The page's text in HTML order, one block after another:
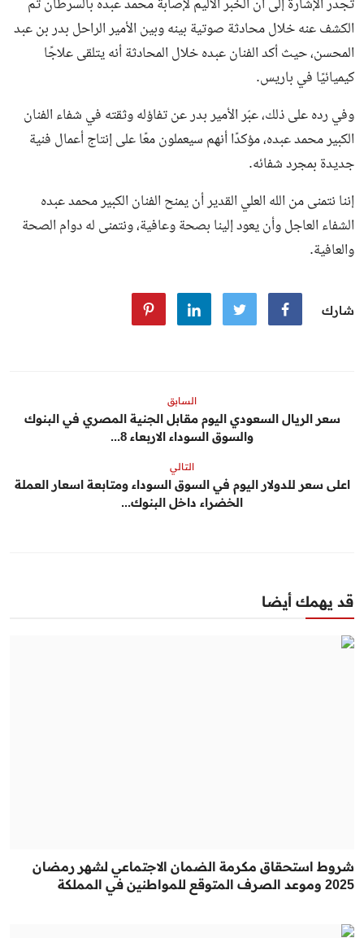
تجدر الإشارة إلى أن الخبر الأليملإصابة محمد عبده بالسرطانتم
الكشف عنه خلال محادثة صوتية بينه وبين الأمير الراحل بدر بن عبد
المحسن، حيث أكد الفنان عبده خلال المحادثة أنه يتلقى علاجًا
كيميائيًا في باريس.
وفي رده على ذلك، عبّر الأمير بدر عن تفاؤله وثقته في شفاء الفنان
الكبير محمد عبده، مؤكدًا أنهم سيعملون معًا على إنتاج أعمال فنية
جديدة بمجرد شفائه.
إننا نتمنى من الله العلي القدير أن يمنح الفنان الكبير محمد عبده
الشفاء العاجل وأن يعود إلينا بصحة وعافية، ونتمنى له دوام الصحة
والعافية.
شارك
السابق
سعر الريال السعودي اليوم مقابل الجنية المصري في البنوك
والسوق السوداء الاربعاء 8...
التالي
اعلى سعر للدولار اليوم في السوق السوداء ومتابعة اسعار العملة
الخضراء داخل البنوك...
قد يهمك أيضا
شروط استحقاق مكرمة الضمان الاجتماعي لشهر رمضان
2025 وموعد الصرف المتوقع للمواطنين في المملكة